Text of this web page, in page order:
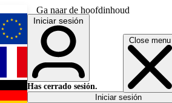
Ga naar de hoofdinhoud
Close menu
English
Français
Iniciar sesión
Has cerrado sesión.
Iniciar sesión